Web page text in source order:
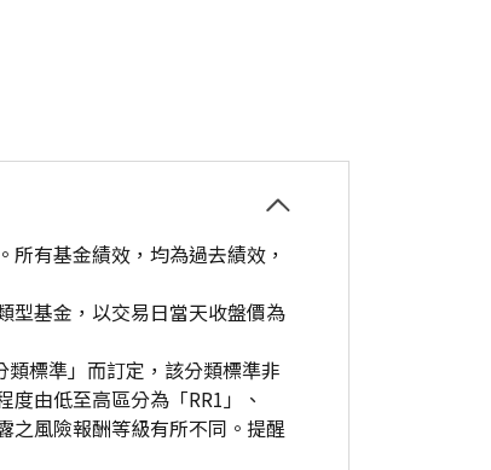
有基金績效，均為過去績效，
型基金，以交易日當天收盤價為
標準」而訂定，該分類標準非
由低至高區分為「RR1」、
之風險報酬等級有所不同。提醒